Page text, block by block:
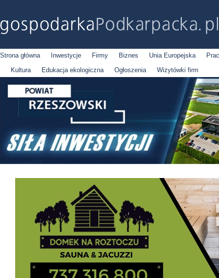
Strona główna Inwestycje Firmy Biznes Unia Europejska
Kultura
Edukacja ekologiczna Ogłoszenia Wizytówki firm